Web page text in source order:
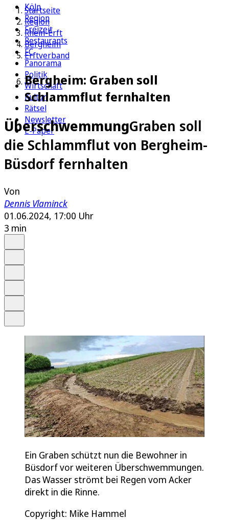
Köln
Region
Freizeit
Restaurants
FC
Panorama
Politik
Wirtschaft
Kultur
Rätsel
Newsletter
E-Paper
Startseite
Region
Rhein-Erft
Bergheim
Erftverband
Bergheim: Graben soll
Schlammflut fernhalten
ÜberschwemmungGraben soll
die Schlammflut von Bergheim-
Büsdorf fernhalten
Von
Dennis Vlaminck
01.06.2024, 17:00 Uhr
3 min
Ein Graben schützt nun die Bewohner in
Büsdorf vor weiteren Überschwemmungen.
Das Wasser strömt bei Regen vom Acker
direkt in die Rinne.
Copyright: Mike Hammel